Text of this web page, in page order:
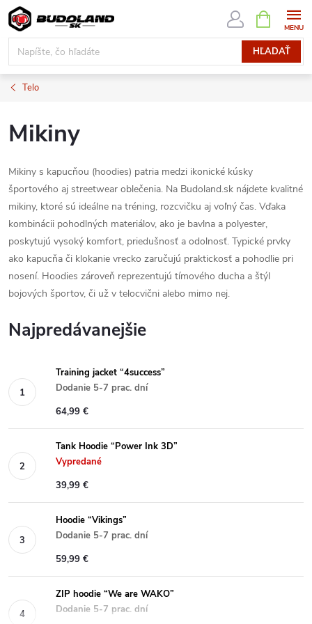
Prejsť
na
obsah
HĽADAŤ
KOŠÍK
Telo
Mikiny
Mikiny s kapucňou (hoodies) patria medzi ikonické kúsky
športového aj streetwear oblečenia. Na Budoland.sk nájdete kvalitné
mikiny, ktoré sú ideálne na tréning, rozcvičku aj voľný čas. Vďaka
kombinácii pohodlných materiálov, ako je bavlna a polyester,
poskytujú vysoký komfort, priedušnosť a odolnosť. Typické prvky
ako kapucňa či klokanie vrecko zaručujú praktickosť a pohodlie pri
nosení. Hoodies zároveň reprezentujú tímového ducha a štýl
bojových športov, či už v telocvični alebo mimo nej.
Najpredávanejšie
Training jacket “4success”
Dodanie 5-7 prac. dní
64,99 €
Tank Hoodie “Power Ink 3D”
Vypredané
39,99 €
Hoodie “Vikings”
Dodanie 5-7 prac. dní
59,99 €
ZIP hoodie “We are WAKO”
Dodanie 5-7 prac. dní